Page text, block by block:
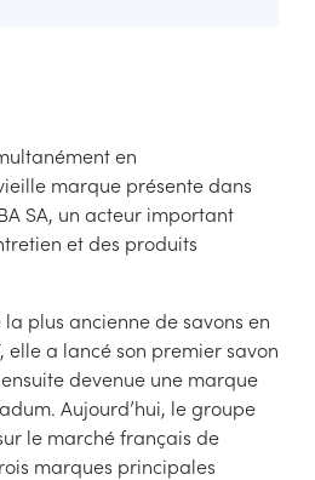
en
marque présente dans
SA, un acteur important
et des produits
plus ancienne de savons en
elle a lancé son premier savon
ensuite devenue une marque
Aujourd’hui, le groupe
le marché français de
marques principales